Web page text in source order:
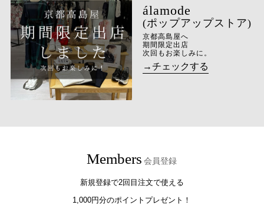
(ポップアップストア)
京都高島屋へ
期間限定出店
次回もお楽しみに。
→チェックする
Members 会員登録
新規登録で2回目注文で使える
1,000円分のポイントプレゼント！